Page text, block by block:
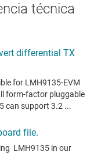
técnica